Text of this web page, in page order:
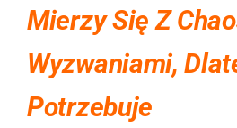
Mierzy Się Z
Wyzwaniami,
Potrzebuje